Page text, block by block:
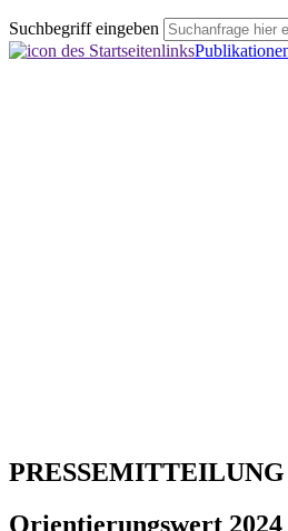
Suchbegriff eingeben
PRESSEMITTEILUNG
Orientierungswert